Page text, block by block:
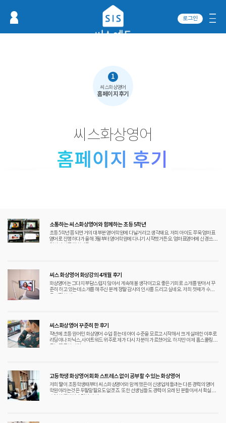
로그인
1
씨스화상영어
홈페이지후기
씨스화상영어
소통하는 씨스화상영어와 함께하는 초등 5학년
초등 5학년쯤 되면 거의 대부분 영어학원에 다닐거라고 생각돼요. 저희 아이도 쭈욱 엄마표
영어로 진행하다가 올해 3월부터 영어학원에 다니기 시작했거든요. 엄마표영어에 신경쓰지
씨스 화상영어 화상강의 4개월 후기
화상영어는 그다지 부담스럽지 않아서 계속해볼 생각이고요 좋은 기회로 소개를 받아서 꾸
준히 하고 있는데 소개를 해주신 분께 정말 감사의 인사를 드리고 싶네요. 저희 첫째가 수업
씨스화상영어 꾸준히 한 후기
작년에 초등 원어민 화상영어 수업 듣는데 아이 수준을 모르고 시작해서 크게 실패한 이후로
리딩이나 파닉스, 사이트워드 위주로 제가 다시 차분히 가르쳤어요. 하지만 이제 홈스쿨링으
고등학생 화상영어 회화 스트레스 없이 공부할 수 있는 화상영어
저희 딸이 초등학생때부터 씨스화상영어와 함께 했은이 신생업체들과는 다른 경력의 영어
학원이라는것은 두말할필요도 없겠죠. 또한 선생님들도 경력이 오래 된 분들이셔서 확실히